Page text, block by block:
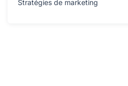
Stratégies de marketing